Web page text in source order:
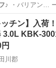
♪ ・バリアン…
駅 カメラ
ッチン】入荷
3.0L KBK-
川郡